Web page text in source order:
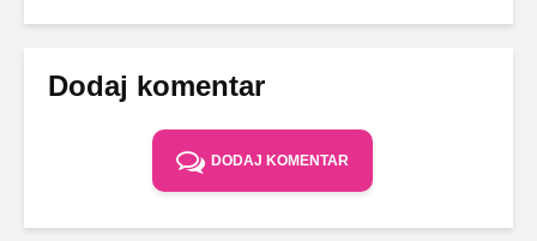
Dodaj komentar
DODAJ KOMENTAR